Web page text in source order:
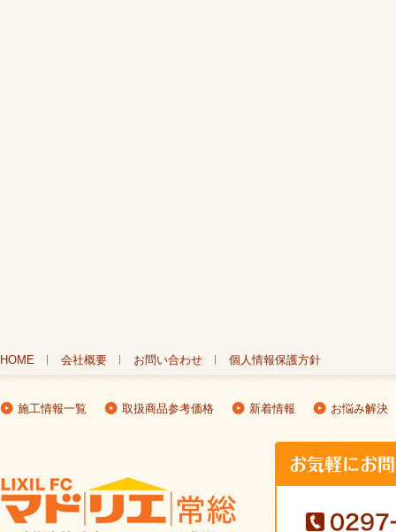
HOME 会社概要 お問い合わせ 個人情報保護方針
施工情報一覧 取扱商品参考価格 新着情報 お悩み解決